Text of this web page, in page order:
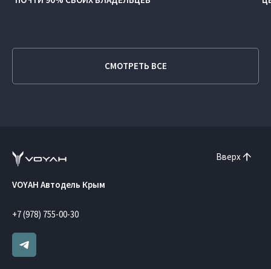
СМОТРЕТЬ ВСЕ
Вверх
VOYAH Автодель Крым
+7 (978) 755-00-30